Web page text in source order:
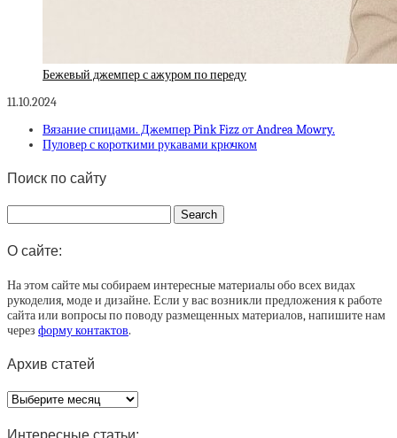
Бежевый джемпер с ажуром по переду
11.10.2024
Вязание спицами. Джемпер Pink Fizz от Andrea Mowry.
Пуловер с короткими рукавами крючком
Поиск по сайту
О сайте:
На этом сайте мы собираем интересные материалы обо всех видах
рукоделия, моде и дизайне. Если у вас возникли предложения к работе
сайта или вопросы по поводу размещенных материалов, напишите нам
через форму контактов.
Архив статей
Архив
статей
Интересные статьи: